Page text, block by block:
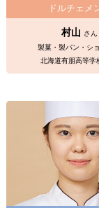
ドルチェメ
村山 さん
製菓・製パン・シ
北海道有朋高等学